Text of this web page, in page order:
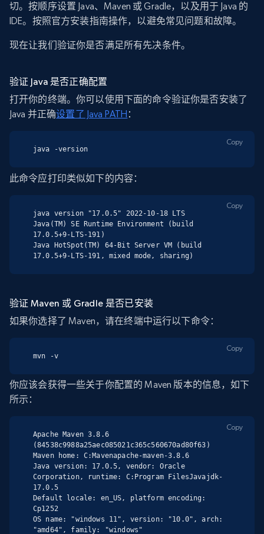
切。按顺序设置 Java、Maven 或 Gradle，以及用于 Java 的
IDE。按照官方安装指南操作，以避免常见问题和故障。
现在让我们验证你是否满足所有先决条件。
验证 Java 是否正确配置
打开你的终端。你可以使用下面的命令验证你是否安装了
Java 并正确设置了 Java PATH ：
java -version
Copy
此命令应打印类似如下的内容：
java version "17.0.5" 2022-10-18 LTS
Java(TM) SE Runtime Environment (build
17.0.5+9-LTS-191)
Java HotSpot(TM) 64-Bit Server VM (build
17.0.5+9-LTS-191, mixed mode, sharing)
Copy
验证 Maven 或 Gradle 是否已安装
如果你选择了 Maven，请在终端中运行以下命令：
mvn -v
Copy
你应该会获得一些关于你配置的 Maven 版本的信息，如下
所示：
Apache Maven 3.8.6
(84538c9988a25aec085021c365c560670ad80f63)
Maven home: C:Mavenapache-maven-3.8.6
Java version: 17.0.5, vendor: Oracle
Corporation, runtime: C:Program FilesJavajdk-
17.0.5
Default locale: en_US, platform encoding:
Cp1252
OS name: "windows 11", version: "10.0", arch:
"amd64", family: "windows"
Copy